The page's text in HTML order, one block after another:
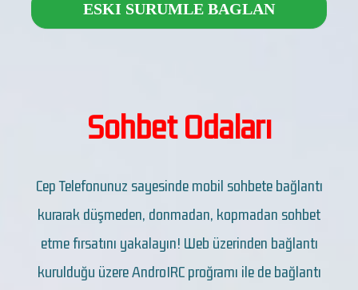
ESKI SURUMLE BAGLAN
Sohbet Odaları
Cep Telefonunuz sayesinde mobil sohbete bağlantı
kurarak düşmeden, donmadan, kopmadan sohbet
etme fırsatını yakalayın! Web üzerinden bağlantı
kurulduğu üzere AndroIRC proğramı ile de bağlantı